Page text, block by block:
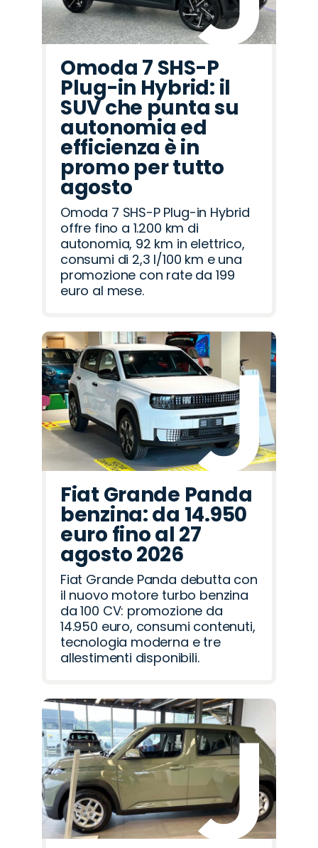
Omoda 7 SHS-P
Plug-in Hybrid: il
SUV che punta su
autonomia ed
efficienza è in
promo per tutto
agosto
Omoda 7 SHS-P Plug-in Hybrid
offre fino a 1.200 km di
autonomia, 92 km in elettrico,
consumi di 2,3 l/100 km e una
promozione con rate da 199
euro al mese.
Fiat Grande Panda
benzina: da 14.950
euro fino al 27
agosto 2026
Fiat Grande Panda debutta con
il nuovo motore turbo benzina
da 100 CV: promozione da
14.950 euro, consumi contenuti,
tecnologia moderna e tre
allestimenti disponibili.